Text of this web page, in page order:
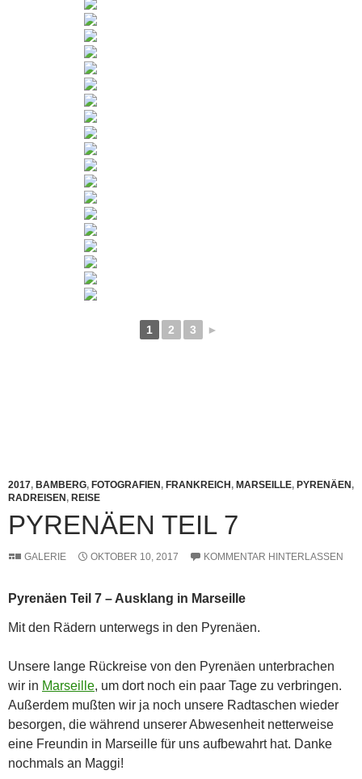
1 2 3 ►
2017, BAMBERG, FOTOGRAFIEN, FRANKREICH, MARSEILLE, PYRENÄEN,
RADREISEN, REISE
PYRENÄEN TEIL 7
GALERIE OKTOBER 10, 2017 KOMMENTAR HINTERLASSEN
Pyrenäen Teil 7 – Ausklang in Marseille
Mit den Rädern unterwegs in den Pyrenäen.
Unsere lange Rückreise von den Pyrenäen unterbrachen
wir in Marseille, um dort noch ein paar Tage zu verbringen.
Außerdem mußten wir ja noch unsere Radtaschen wieder
besorgen, die während unserer Abwesenheit netterweise
eine Freundin in Marseille für uns aufbewahrt hat. Danke
nochmals an Maggi!